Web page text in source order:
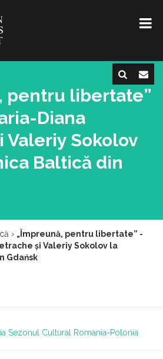
pentru libertate”
Diana
Valeriy Sokolov
Baltică din
› „Împreună, pentru libertate” -
și Valeriy Sokolov la
Gdańsk
Sezonul Cultural Romania-Polonia